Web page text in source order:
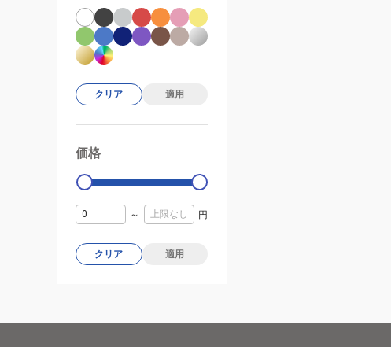
クリア 適用
価格
0
～ 円
クリア 適用